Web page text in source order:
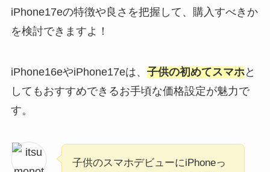
iPhone17eの特徴や良さを把握して、購入すべきか
を検討できますよ！
iPhone16eやiPhone17eは、 子供の初めてスマホと
してもおすすめできるお手頃な価格設定が魅力で
す。
子供のスマホデビューにiPhoneっ